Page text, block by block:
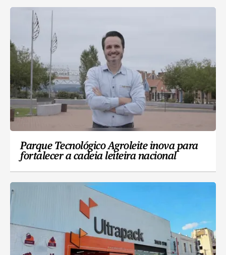
Parque Tecnológico Agroleite inova para
fortalecer a cadeia leiteira nacional